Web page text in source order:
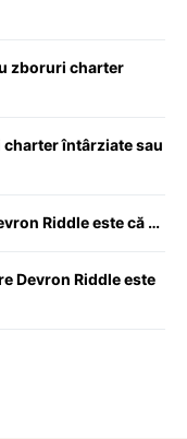
zboruri charter
întârziate sau
Riddle este că …
Devron Riddle este